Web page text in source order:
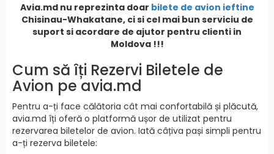
Avia.md nu reprezinta doar bilete de avion ieftine
Chisinau-Whakatane, ci si cel mai bun serviciu de
suport si acordare de ajutor pentru clienti in
Moldova !!!
Cum să îți Rezervi Biletele de
Avion pe avia.md
Pentru a-ți face călătoria cât mai confortabilă și plăcută,
avia.md îți oferă o platformă ușor de utilizat pentru
rezervarea biletelor de avion. Iată câțiva pași simpli pentru
a-ți rezerva biletele: